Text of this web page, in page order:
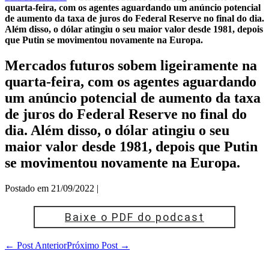
quarta-feira, com os agentes aguardando um anúncio potencial
de aumento da taxa de juros do Federal Reserve no final do dia.
Além disso, o dólar atingiu o seu maior valor desde 1981, depois
que Putin se movimentou novamente na Europa.
Mercados futuros sobem ligeiramente na
quarta-feira, com os agentes aguardando
um anúncio potencial de aumento da taxa
de juros do Federal Reserve no final do
dia. Além disso, o dólar atingiu o seu
maior valor desde 1981, depois que Putin
se movimentou novamente na Europa.
Postado em 21/09/2022 |
Baixe o PDF do podcast
Navegação
← Post AnteriorPróximo Post →